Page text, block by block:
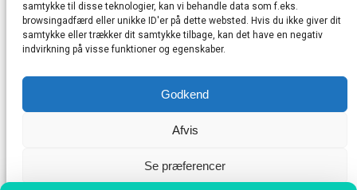
samtykke til disse teknologier, kan vi behandle data som f.eks.
browsingadfærd eller unikke ID'er på dette websted. Hvis du ikke giver dit
samtykke eller trækker dit samtykke tilbage, kan det have en negativ
indvirkning på visse funktioner og egenskaber.
Godkend
Afvis
Se præferencer
Vedbæk Kulturhus | Vedbæk Stationsvej 20A |
2950 Vedbæk | CVR: 43752685 |
kontakt@vedbækkulturhus.dk
Cookie & Privatlivspolitik|Vedtægter|
Handelsbetingelser|